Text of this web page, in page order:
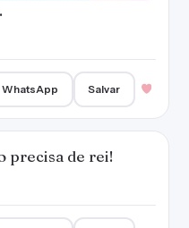
WhatsApp Salvar
precisa de rei!